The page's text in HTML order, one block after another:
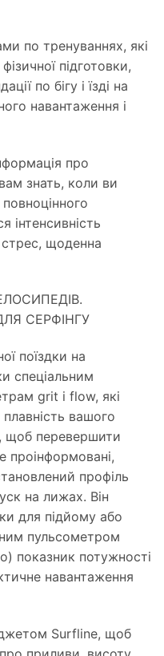
по тренуваннях, які
підготовки,
по бігу і їзді на
навантаження і
про
знать, коли ви
інтенсивність
стрес, щоденна
СЕРФІНГУ
поїздки на
спеціальним
grit і flow, які
вашого
щоб перевершити
проінформовані,
профіль
на лижах. Він
для підйому або
пульсометром
показник потужності
навантаження
Surfline, щоб